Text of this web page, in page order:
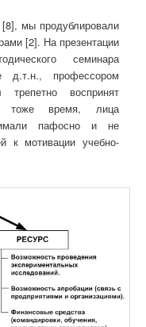
мы продублировали
[2]. На презентации
семинара
д.т.н., профессором
воспринят
тоже время, лица
пафосно и не
к мотивации учебно-